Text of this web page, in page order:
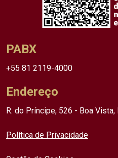
PABX
+55 81 2119-4000
Endereço
R. do Príncipe, 526 - Boa
Política de Privacidade